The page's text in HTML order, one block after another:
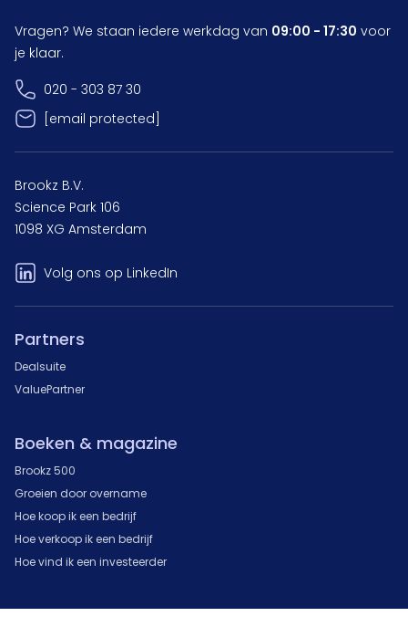
Vragen? We staan iedere werkdag van 09:00 - 17:30 voor
je klaar.
020 - 303 87 30
[email protected]
Brookz B.V.
Science Park 106
1098 XG Amsterdam
Volg ons op LinkedIn
Partners
Dealsuite
ValuePartner
Boeken & magazine
Brookz 500
Groeien door overname
Hoe koop ik een bedrijf
Hoe verkoop ik een bedrijf
Hoe vind ik een investeerder